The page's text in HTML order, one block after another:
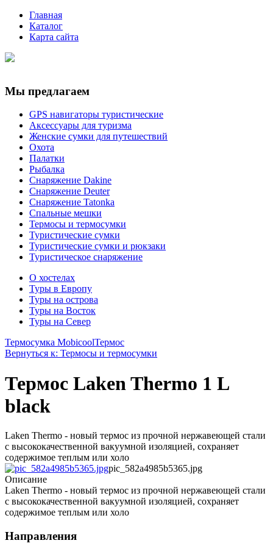
Главная
Каталог
Карта сайта
Мы предлагаем
GPS навигаторы туристические
Аксессуары для туризма
Женские сумки для путешествий
Охота
Палатки
Рыбалка
Снаряжение Dakine
Снаряжение Deuter
Снаряжение Tatonka
Спальные мешки
Термосы и термосумки
Туристические сумки
Туристические сумки и рюкзаки
Туристическое снаряжение
О хостелах
Туры в Европу
Туры на острова
Туры на Восток
Туры на Север
Термосумка MobicoolТермос
Вернуться к: Термосы и термосумки
Термос Laken Thermo 1 L
black
Laken Thermo - новый термос из прочной нержавеющей стали
с высококачественной вакуумной изоляцией, сохраняет
содержимое теплым или холо
pic_582a4985b5365.jpg
Описание
Laken Thermo - новый термос из прочной нержавеющей стали
с высококачественной вакуумной изоляцией, сохраняет
содержимое теплым или холо
Направления